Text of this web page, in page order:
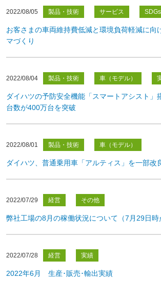
2022/08/05 製品・技術 サービス
お客さまの車両維持費低減と環境負荷軽減に向
マづくり
2022/08/04 製品・技術 車（モデル）
ダイハツの予防安全機能「スマートアシスト」
台数が400万台を突破
2022/08/01 製品・技術 車（モデル）
ダイハツ、普通乗用車「アルティス」を一部改
2022/07/29 経営 その他
弊社工場の8月の稼働状況について（7月29日時
2022/07/28 経営 実績
2022年6月 生産･販売･輸出実績